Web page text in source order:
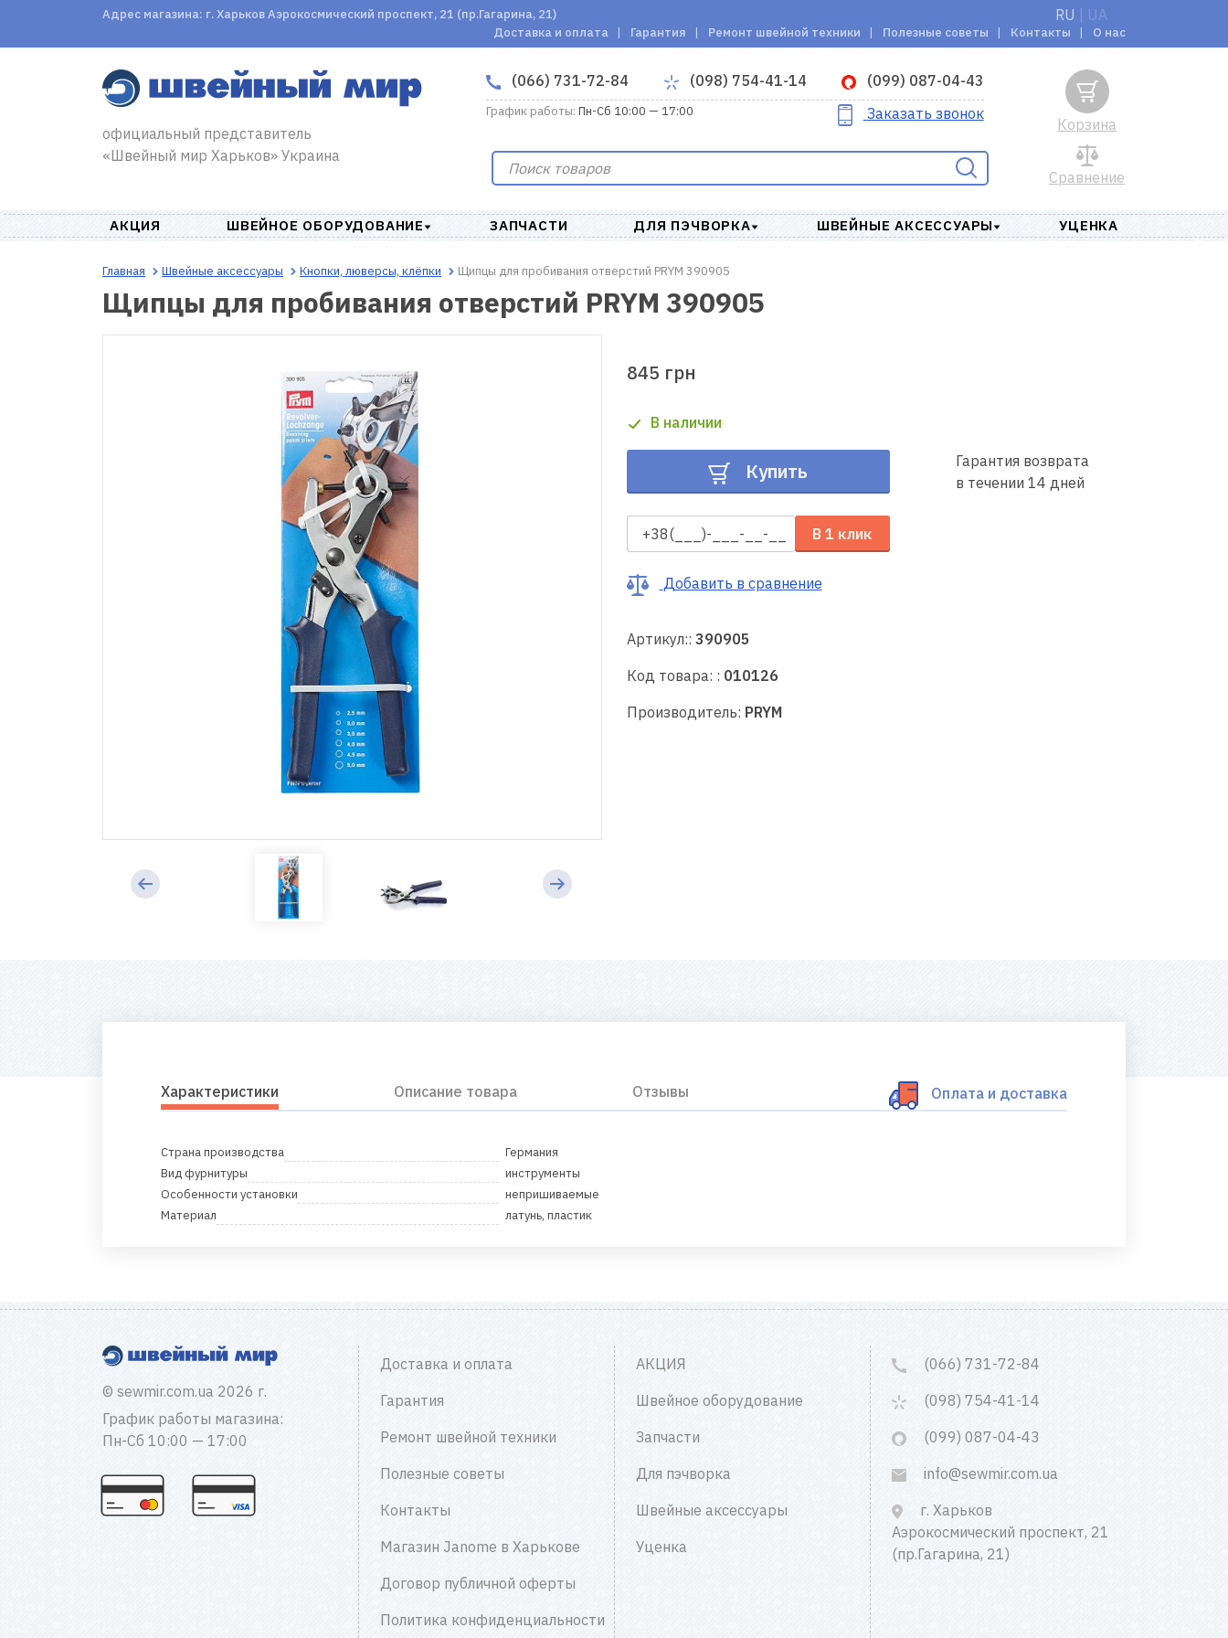
Адрес магазина: г. Харьков Аэрокосмический проспект, 21 (пр.Гагарина, 21) RU UA
Доставка и оплата Гарантия Ремонт швейной техники Полезные советы Контакты О нас
официальный представитель
«Швейный мир Харьков» Украина
(066) 731-72-84 (098) 754-41-14 (099) 087-04-43
График работы: Пн-Сб 10:00 — 17:00 Заказать звонок
Сравнение
Корзина
АКЦИЯ ШВЕЙНОЕ ОБОРУДОВАНИЕ ЗАПЧАСТИ ДЛЯ ПЭЧВОРКА ШВЕЙНЫЕ АКСЕССУАРЫ УЦЕНКА
Главная Швейные аксессуары Кнопки, люверсы, клёпки Щипцы для пробивания отверстий PRYM 390905
Щипцы для пробивания отверстий PRYM 390905
845 грн
В наличии
Купить
В 1 клик
Гарантия возврата
в течении 14 дней
Добавить в сравнение
Артикул:: 390905
Код товара: : 010126
Производитель: PRYM
Характеристики Описание товара Отзывы Оплата и доставка
Страна производства
Германия
Вид фурнитуры
инструменты
Особенности установки
непришиваемые
Материал
латунь, пластик
© sewmir.com.ua 2026 г.
График работы магазина:
Пн-Сб 10:00 — 17:00
Доставка и оплата
Гарантия
Ремонт швейной техники
Полезные советы
Контакты
Магазин Janome в Харькове
Договор публичной оферты
Политика конфиденциальности
АКЦИЯ
Швейное оборудование
Запчасти
Для пэчворка
Швейные аксессуары
Уценка
(066) 731-72-84
(098) 754-41-14
(099) 087-04-43
info@sewmir.com.ua
г. Харьков
Аэрокосмический проспект, 21
(пр.Гагарина, 21)